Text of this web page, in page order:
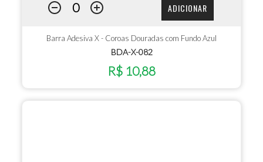
ADICIONAR
Barra Adesiva X - Coroas Douradas com Fundo Azul
BDA-X-082
R$ 10,88